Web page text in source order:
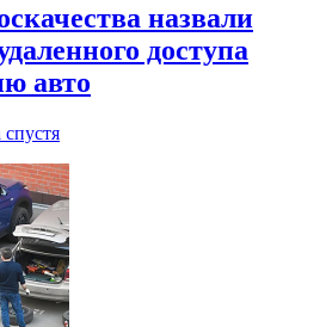
назвали
доступа
авто
спустя